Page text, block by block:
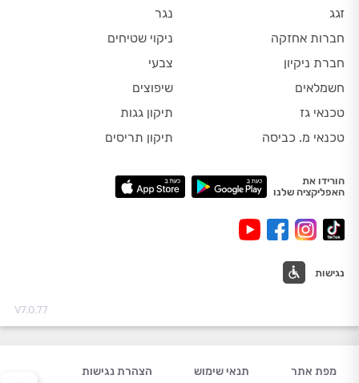
זגג
חברות אחזקה
חברת ניקיון
חשמלאים
טכנאי גז
טכנאי מ. כביסה
נגר
ניקוי שטיחים
צבעי
שיפוצים
תיקון גגות
תיקון תריסים
הורידו את
האפליקציה שלנו
נגישות
V7.0.77
מפת אתר תנאי שימוש הצהרת נגישות